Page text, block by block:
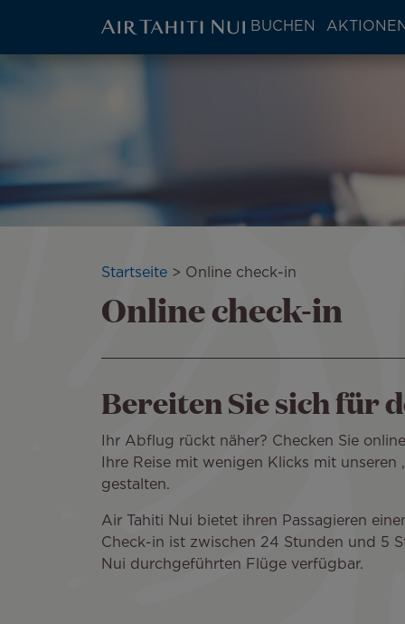
Main
BUCHEN
Pfadnavigation
Startseite Online check-in
Online check-in
Bereiten Sie sich für
Ihr Abflug rückt näher? Checken Sie
Ihre Reise mit wenigen Klicks mit
gestalten.
Air Tahiti Nui bietet ihren Passagieren
Check-in ist zwischen 24 Stunden und 5
Nui durchgeführten Flüge verfügbar.